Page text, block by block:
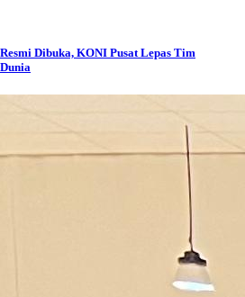
Dibuka, KONI Pusat Lepas Tim